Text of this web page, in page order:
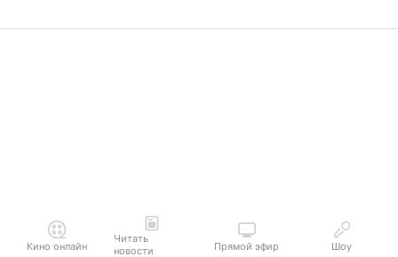
Кино онлайн
Читать
новости
Прямой эфир Шоу